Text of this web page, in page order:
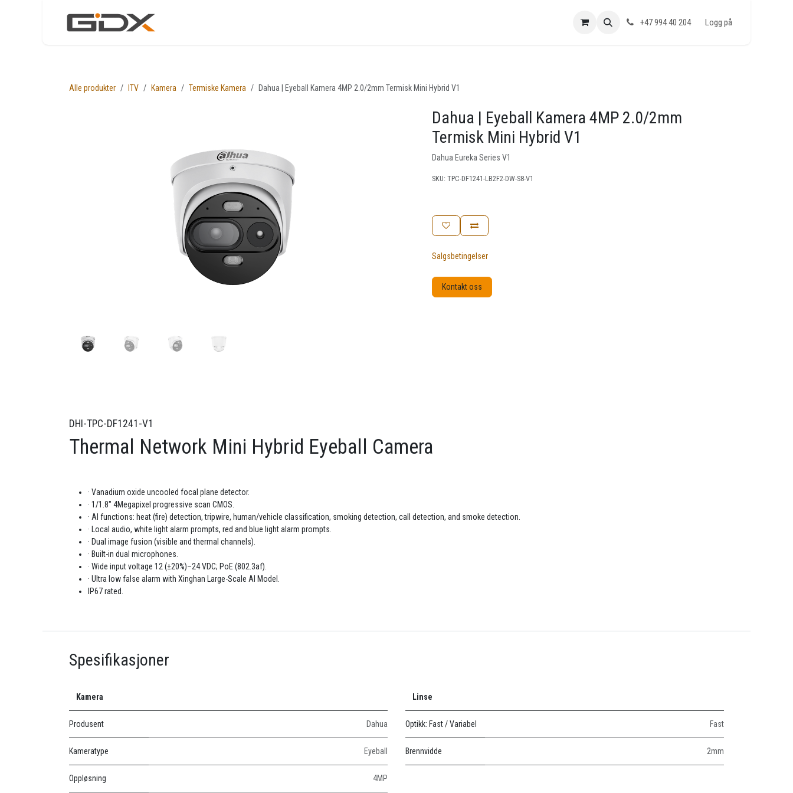
+47 994 40 204 Logg på
Alle produkter ITV Kamera Termiske Kamera Dahua | Eyeball Kamera 4MP 2.0/2mm Termisk Mini Hybrid V1
Dahua | Eyeball Kamera 4MP 2.0/2mm
Termisk Mini Hybrid V1
Dahua Eureka Series V1
SKU: TPC-DF1241-LB2F2-DW-S8-V1
Salgsbetingelser
Kontakt oss
DHI-TPC-DF1241-V1
Thermal Network Mini Hybrid Eyeball Camera
· Vanadium oxide uncooled focal plane detector.
· 1/1.8" 4Megapixel progressive scan CMOS.
· AI functions: heat (fire) detection, tripwire, human/vehicle classification, smoking detection, call detection, and smoke detection.
· Local audio, white light alarm prompts, red and blue light alarm prompts.
· Dual image fusion (visible and thermal channels).
· Built-in dual microphones.
· Wide input voltage 12 (±20%)–24 VDC; PoE (802.3af).
· Ultra low false alarm with Xinghan Large-Scale AI Model.
IP67 rated.
Spesifikasjoner
Kamera
Produsent Dahua
Kameratype Eyeball
Oppløsning 4MP
Linse
Optikk: Fast / Variabel Fast
Brennvidde 2mm